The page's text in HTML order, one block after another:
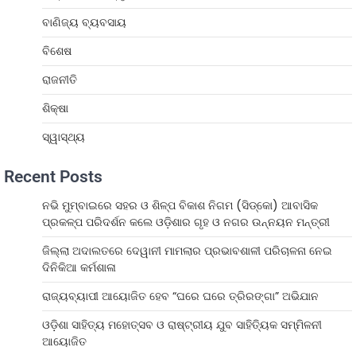
ବାଣିଜ୍ୟ ବ୍ୟବସାୟ
ବିଶେଷ
ରାଜନୀତି
ଶିକ୍ଷା
ସ୍ୱାସ୍ଥ୍ୟ
Recent Posts
ନଭି ମୁମ୍ବାଇରେ ସହର ଓ ଶିଳ୍ପ ବିକାଶ ନିଗମ (ସିଡ୍‌କୋ) ଆବାସିକ
ପ୍ରକଳ୍ପ ପରିଦର୍ଶନ କଲେ ଓଡ଼ିଶାର ଗୃହ ଓ ନଗର ଉନ୍ନୟନ ମନ୍ତ୍ରୀ
ଜିଲ୍ଲା ଅଦାଲତରେ ଦେୱାନୀ ମାମଲାର ପ୍ରଭାବଶାଳୀ ପରିଚାଳନା ନେଇ
ଦିନିକିଆ କର୍ମଶାଳା
ରାଜ୍ୟବ୍ୟାପୀ ଆୟୋଜିତ ହେବ “ଘରେ ଘରେ ତ୍ରିରଙ୍ଗା” ଅଭିଯାନ
ଓଡ଼ିଶା ସାହିତ୍ୟ ମହୋତ୍ସବ ଓ ରାଷ୍ଟ୍ରୀୟ ଯୁବ ସାହିତ୍ୟିକ ସମ୍ମିଳନୀ
ଆୟୋଜିତ